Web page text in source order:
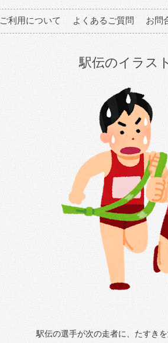
ご利用について よくあるご質問 お問
駅伝のイラス
駅伝の選手が次の走者に、たすき